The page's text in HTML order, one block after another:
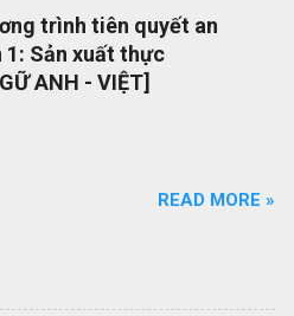
đạt được kết quả kinh doanh. Các
21500 bao gồm: Khuyến khích
​​thức giữa các dự án và giữa
nâng cao chất lượng dự án
lý dự án và khả năng làm việc
trình tiên quyết an
1: Sản xuất thực
ANH - VIỆT]
READ MORE »